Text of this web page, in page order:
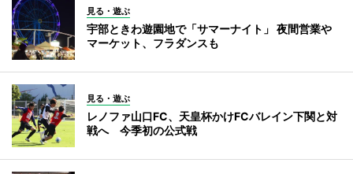
見る・遊ぶ
宇部ときわ遊園地で「サマーナイト」 夜間営業や
マーケット、フラダンスも
見る・遊ぶ
レノファ山口FC、天皇杯かけFCバレイン下関と対
戦へ 今季初の公式戦